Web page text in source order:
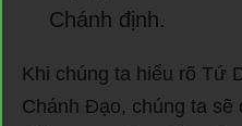
Chánh định.
Khi chúng ta hiểu rõ Tứ
Chánh Đạo, chúng ta sẽ